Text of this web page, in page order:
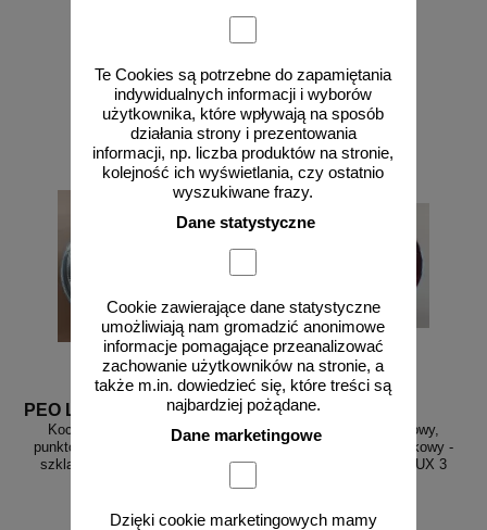
Te Cookies są potrzebne do zapamiętania
indywidualnych informacji i wyborów
użytkownika, które wpływają na sposób
działania strony i prezentowania
informacji, np. liczba produktów na stronie,
kolejność ich wyświetlania, czy ostatnio
wyszukiwane frazy.
Dane statystyczne
Cookie zawierające dane statystyczne
umożliwiają nam gromadzić anonimowe
informacje pomagające przeanalizować
zachowanie użytkowników na stronie, a
także m.in. dowiedzieć się, które treści są
najbardziej pożądane.
Dane marketingowe
Dzięki cookie marketingowych mamy
od 39,98 zł
32,50 zł netto
do koszyka
od 43,42 zł
35,30 zł netto
do koszyka
PEO Lux 3 b
Kocie oczko - najezdniowy,
punktowy element odblaskowy -
szklany, wpuszczany - LUX 3
PEO Lux 3 cze
Kocie oczko - najezdniowy,
punktowy element odblaskowy -
szklany, wpuszczany - LUX 3